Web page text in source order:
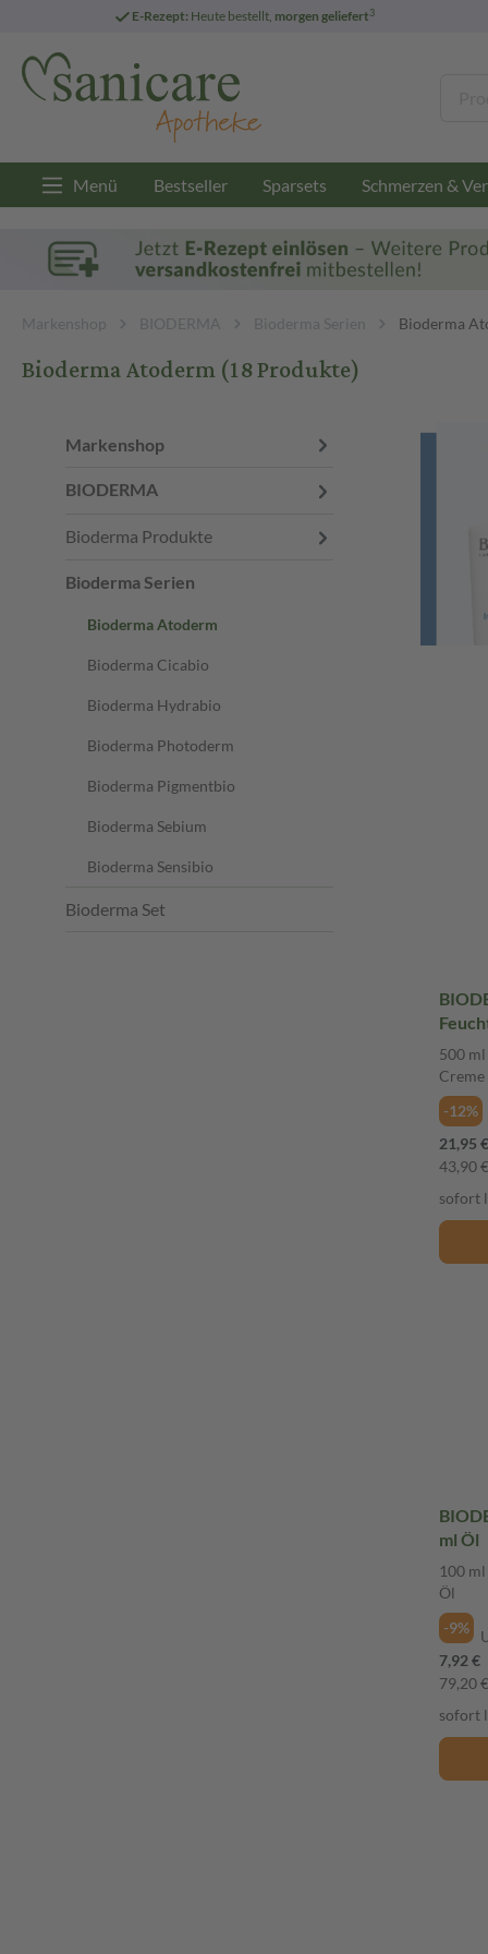
E-Rezept: Heute bestellt, morgen geliefert3
Menü Bestseller Sparsets Schmerzen &
Markenshop BIODERMA Bioderma Serien Bioderma
Bioderma Atoderm(18 Produkte)
Markenshop
BIODERMA
Bioderma Produkte
Bioderma Serien
Bioderma Atoderm
Bioderma Cicabio
Bioderma Hydrabio
Bioderma Photoderm
Bioderma Pigmentbio
Bioderma Sebium
Bioderma Sensibio
Bioderma Set
500 ml
Creme
-12%
21,95 €
43,90
sofort
ml Öl
100 ml
Öl
-9%
7,92 €
79,20
sofort